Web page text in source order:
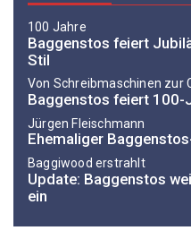
100 Jahre
Baggenstos feiert
Stil
Von Schreibmaschinen zur
Baggenstos feiert 100-
Jürgen Fleischmann
Ehemaliger
Baggiwood erstrahlt
Update: Baggenstos
ein